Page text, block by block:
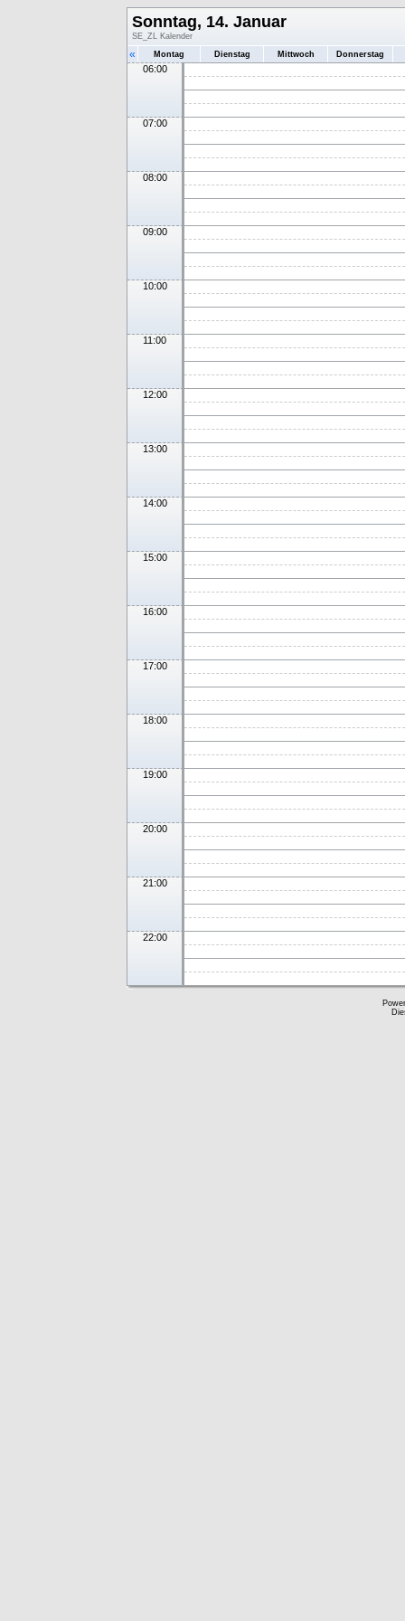
Sonntag, 14. Januar
SE_ZL Kalender
« Montag Dienstag Mittwoch Donnerstag
06:00
07:00
08:00
09:00
10:00
11:00
12:00
13:00
14:00
15:00
16:00
17:00
18:00
19:00
20:00
21:00
22:00